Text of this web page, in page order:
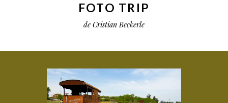
FOTO TRIP
de Cristian Beckerle